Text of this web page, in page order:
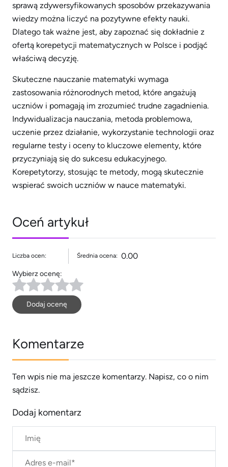
sprawą zdywersyfikowanych sposobów przekazywania
wiedzy można liczyć na pozytywne efekty nauki.
Dlatego tak ważne jest, aby zapoznać się dokładnie z
ofertą korepetycji matematycznych w Polsce i podjąć
właściwą decyzję.
Skuteczne nauczanie matematyki wymaga
zastosowania różnorodnych metod, które angażują
uczniów i pomagają im zrozumieć trudne zagadnienia.
Indywidualizacja nauczania, metoda problemowa,
uczenie przez działanie, wykorzystanie technologii oraz
regularne testy i oceny to kluczowe elementy, które
przyczyniają się do sukcesu edukacyjnego.
Korepetytorzy, stosując te metody, mogą skutecznie
wspierać swoich uczniów w nauce matematyki.
Oceń artykuł
Liczba ocen: Średnia ocena: 0.00
Wybierz ocenę:
Dodaj ocenę
Komentarze
Ten wpis nie ma jeszcze komentarzy. Napisz, co o nim
sądzisz.
Dodaj komentarz